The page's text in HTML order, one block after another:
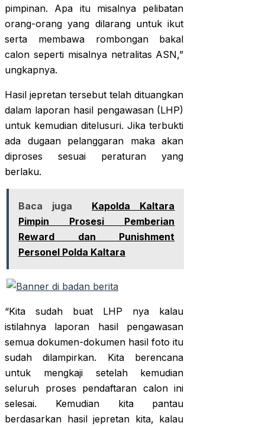
pimpinan. Apa itu misalnya pelibatan
orang-orang yang dilarang untuk ikut
serta membawa rombongan bakal
calon seperti misalnya netralitas ASN,”
ungkapnya.
Hasil jepretan tersebut telah dituangkan
dalam laporan hasil pengawasan (LHP)
untuk kemudian ditelusuri. Jika terbukti
ada dugaan pelanggaran maka akan
diproses sesuai peraturan yang
berlaku.
Baca juga
Kapolda Kaltara
Pimpin Prosesi Pemberian
Reward dan Punishment
Personel Polda Kaltara
“Kita sudah buat LHP nya kalau
istilahnya laporan hasil pengawasan
semua dokumen-dokumen hasil foto itu
sudah dilampirkan. Kita berencana
untuk mengkaji setelah kemudian
seluruh proses pendaftaran calon ini
selesai. Kemudian kita pantau
berdasarkan hasil jepretan kita, kalau